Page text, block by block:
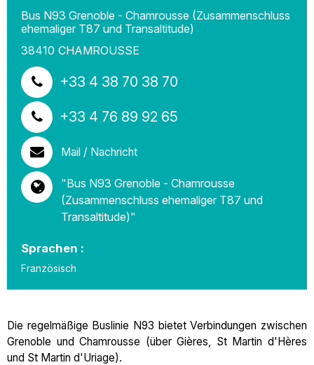
Bus N93 Grenoble - Chamrousse (Zusammenschluss
ehemaliger T87 und Transaltitude)
38410 CHAMROUSSE
+33 4 38 70 38 70
+33 4 76 89 92 65
Mail / Nachricht
"Bus N93 Grenoble - Chamrousse
(Zusammenschluss ehemaliger T87 und
Transaltitude)"
Sprachen :
Französisch
Die regelmäßige Buslinie N93 bietet Verbindungen zwischen
Grenoble und Chamrousse (über Gières, St Martin d'Hères
und St Martin d'Uriage).